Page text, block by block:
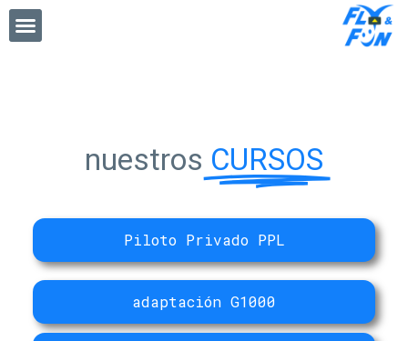
nuestros CURSOS
Piloto Privado PPL
adaptación G1000